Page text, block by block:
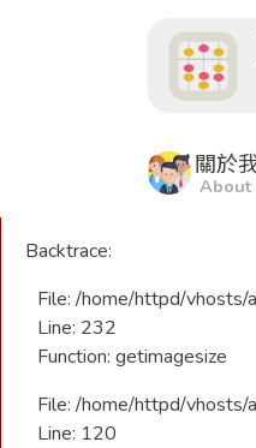
Message: getimagesize():
Filename: libraries/
Line Number: 232
Backtrace:
File: /home/httpd/vhosts/
Line: 232
Function: getimagesize
File: /home/httpd/vhosts/
Line: 120
關於
About